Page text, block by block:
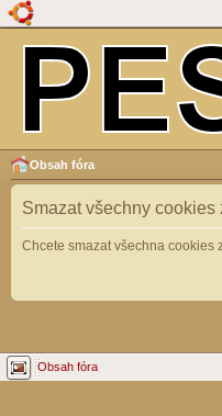
Obsah fóra
Smazat všechny cookies
Chcete smazat všechna cookies
Obsah fóra